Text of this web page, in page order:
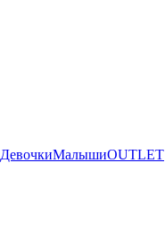
ДевочкиМалышиOUTLET